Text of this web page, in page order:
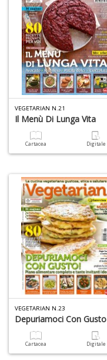
VEGETARIAN N.21
Il Menù Di Lunga Vita
Cartacea Digitale
VEGETARIAN N.23
Depuriamoci Con Gusto
Cartacea Digitale